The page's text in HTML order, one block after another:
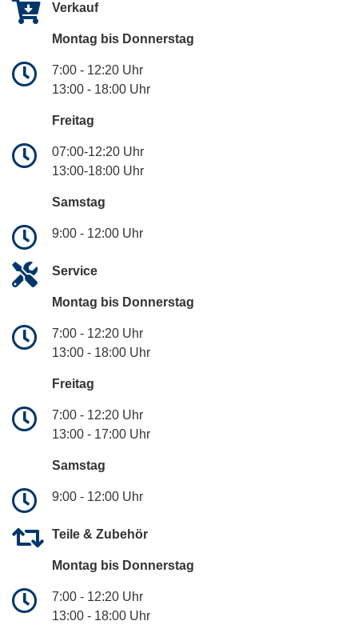
Verkauf
Montag bis Donnerstag
7:00 - 12:20 Uhr
13:00 - 18:00 Uhr
Freitag
07:00-12:20 Uhr
13:00-18:00 Uhr
Samstag
9:00 - 12:00 Uhr
Service
Montag bis Donnerstag
7:00 - 12:20 Uhr
13:00 - 18:00 Uhr
Freitag
7:00 - 12:20 Uhr
13:00 - 17:00 Uhr
Samstag
9:00 - 12:00 Uhr
Teile & Zubehör
Montag bis Donnerstag
7:00 - 12:20 Uhr
13:00 - 18:00 Uhr